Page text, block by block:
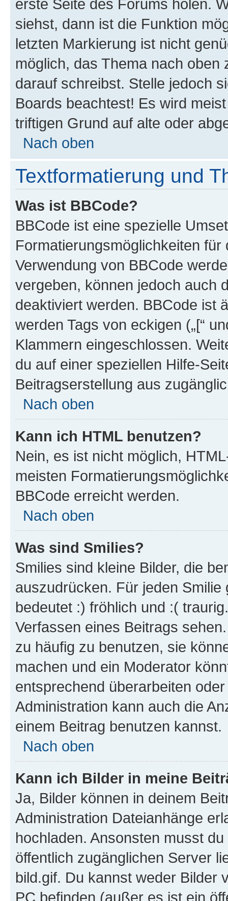
erste Seite des Forums holen.
siehst, dann ist die Funktion
letzten Markierung ist nicht
möglich, das Thema nach oben
darauf schreibst. Stelle jedoch
Boards beachtest! Es wird
triftigen Grund auf alte oder
Nach oben
Textformatierung und
Was ist BBCode?
BBCode ist eine spezielle
Formatierungsmöglichkeiten
Verwendung von BBCode
vergeben, können jedoch auch
deaktiviert werden. BBCode ist
werden Tags von eckigen („[“
Klammern eingeschlossen.
du auf einer speziellen Hilfe-
Beitragserstellung aus
Nach oben
Kann ich HTML benutzen?
Nein, es ist nicht möglich,
meisten
BBCode erreicht werden.
Nach oben
Was sind Smilies?
Smilies sind kleine Bilder, die
auszudrücken. Für jeden
bedeutet :) fröhlich und :(
Verfassen eines Beitrags
zu häufig zu benutzen, sie
machen und ein Moderator
entsprechend überarbeiten
Administration kann auch die
einem Beitrag benutzen kannst.
Nach oben
Kann ich Bilder in meine
Ja, Bilder können in deinem
Administration Dateianhänge
hochladen. Ansonsten musst
öffentlich zugänglichen Server
bild.gif. Du kannst weder Bilder
PC befinden (außer es ist ein